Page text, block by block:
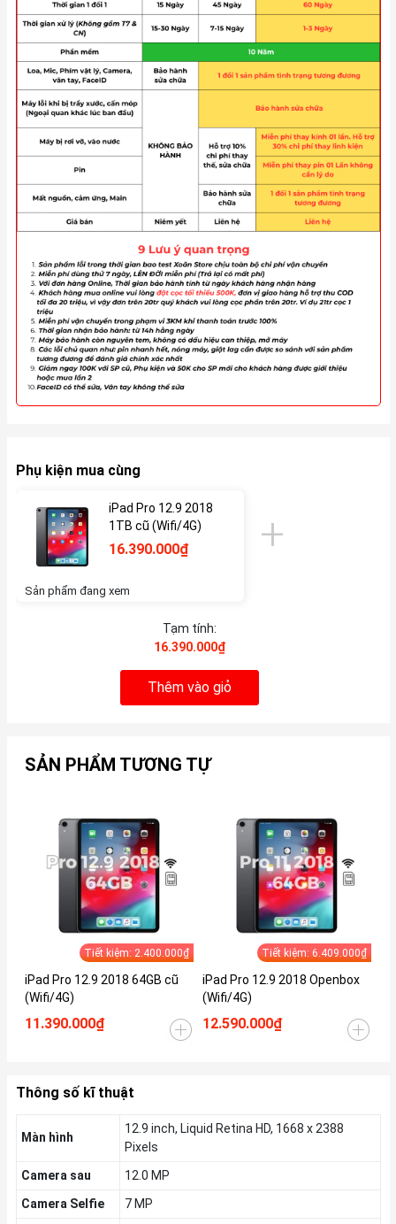
Phụ kiện mua cùng
iPad Pro 12.9 2018
1TB cũ (Wifi/4G)
16.390.000₫
Sản phẩm đang xem
Tạm tính:
16.390.000₫
Thêm vào giỏ
SẢN PHẨM TƯƠNG TỰ
Tiết kiệm: 2.400.000₫
iPad Pro 12.9 2018 64GB cũ
(Wifi/4G)
11.390.000₫
Tiết kiệm: 6.409.000₫
iPad Pro 12.9 2018 Openbox
(Wifi/4G)
12.590.000₫
Thông số kĩ thuật
Màn hình
12.9 inch, Liquid Retina HD, 1668 x 2388
Pixels
Camera sau
12.0 MP
Camera Selfie
7 MP